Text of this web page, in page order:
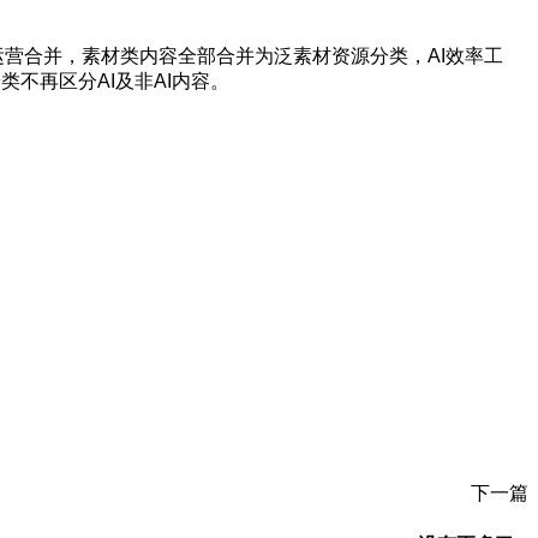
合并，素材类内容全部合并为泛素材资源分类，AI效率工
不再区分AI及非AI内容。
下一篇